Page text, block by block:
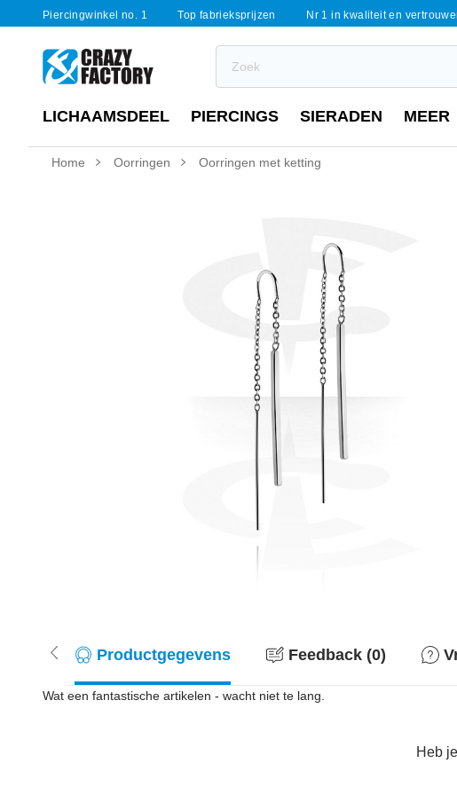
Piercingwinkel no. 1 Top fabrieksprijzen Nr 1 in kwaliteit en
LICHAAMSDEEL PIERCINGS SIERADEN MEER
Home Oorringen Oorringen met ketting
Productgegevens Feedback (0)
Wat een fantastische artikelen - wacht niet te lang.
Heb